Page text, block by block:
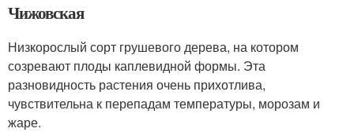
Чижовская
Низкорослый сорт грушевого дерева, на котором
созревают плоды каплевидной формы. Эта
разновидность растения очень прихотлива,
чувствительна к перепадам температуры, морозам и
жаре.